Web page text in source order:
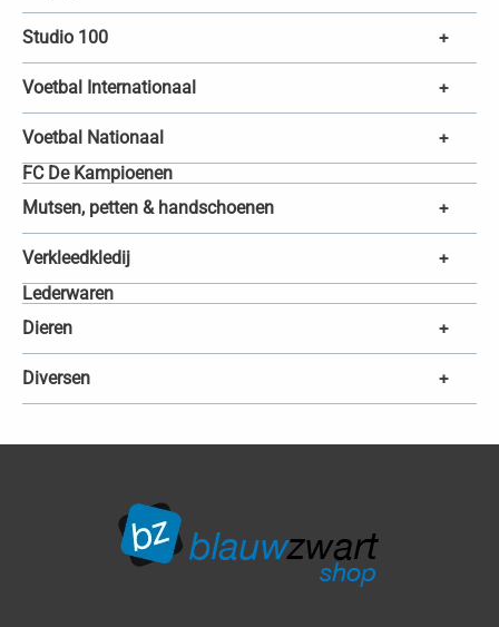
Studio 100 +
Voetbal Internationaal +
Voetbal Nationaal +
FC De Kampioenen
Mutsen, petten & handschoenen
+
Verkleedkledij +
Lederwaren
Dieren
+
Diversen +